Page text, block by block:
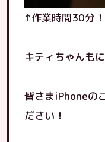
↑作業時間30分
キティちゃんも
皆さまiPhoneの
ださい！